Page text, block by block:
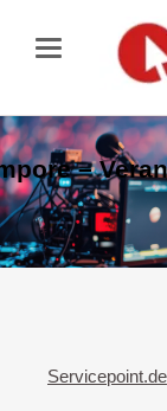
–
Servicepoint.de